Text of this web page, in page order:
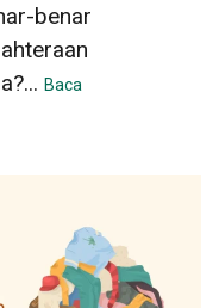
benar
Baca